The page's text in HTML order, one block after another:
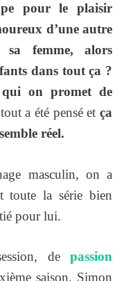
pour le plaisir
d’une autre
femme, alors
dans tout ça ?
on promet de
a été pensé etça
réel.
masculin, on a
toute la série bien
pour lui.
de passion
saison, Simon